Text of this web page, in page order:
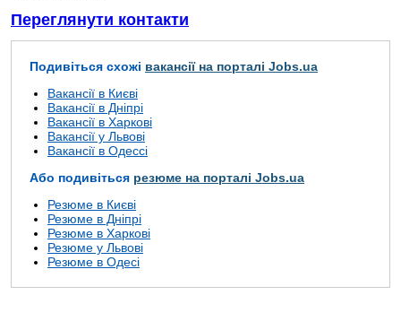
Переглянути контакти
Подивіться схожі вакансії на порталі Jobs.ua
Вакансії в Києві
Вакансії в Дніпрі
Вакансії в Харкові
Вакансії у Львові
Вакансії в Одессі
Або подивіться резюме на порталі Jobs.ua
Резюме в Києві
Резюме в Дніпрі
Резюме в Харкові
Резюме у Львові
Резюме в Одесі